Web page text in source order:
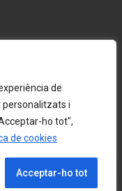
de
personalitzats i
ho tot",
de cookies
Acceptar-ho tot
Girona
amb Nosaltres